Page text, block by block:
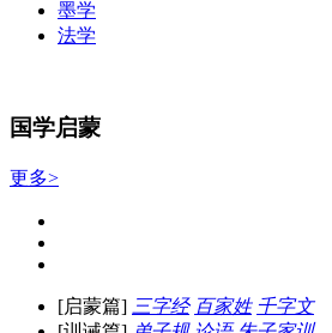
墨学
法学
国学启蒙
更多>
[启蒙篇] 三字经 百家姓 千字文